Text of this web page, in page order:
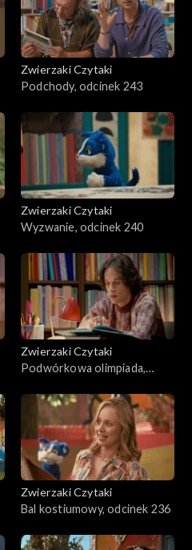
Zwierzaki Czytaki
Podchody, odcinek 243
Zwierzaki Czytaki
Wyzwanie, odcinek 240
Zwierzaki Czytaki
Podwórkowa olimpiada,
Zwierzaki Czytaki
Bal kostiumowy, odcinek 236